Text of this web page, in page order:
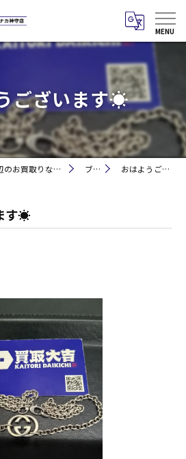
ございます☀
愛知県津島市蛭間町周辺のお買取りなら買取大吉 ヤマナカ神守店 ブログ おはようございます☀
す☀